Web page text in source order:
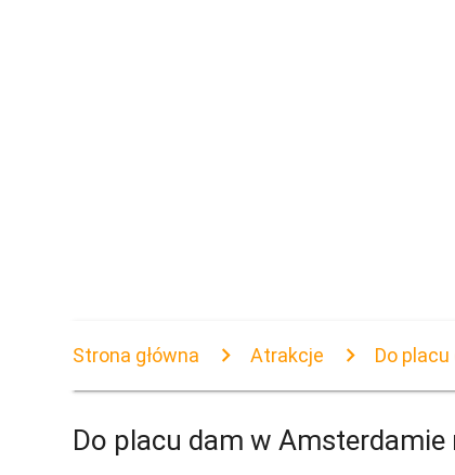
Strona główna Atrakcje Do
Do placu dam w Amsterdamie